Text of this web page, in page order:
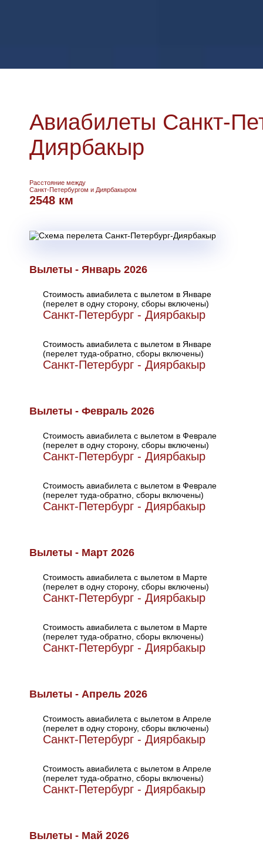
Авиабилеты Санкт-
Диярбакыр
Расстояние между
Санкт-Петербургом и Диярбакыром
2548 км
Вылеты - Январь 2026
Стоимость авиабилета с вылетом в Январе
(перелет в одну сторону, сборы включены)
Санкт-Петербург - Диярбакыр
Стоимость авиабилета с вылетом в Январе
(перелет туда-обратно, сборы включены)
Санкт-Петербург - Диярбакыр
Вылеты - Февраль 2026
Стоимость авиабилета с вылетом в Феврале
(перелет в одну сторону, сборы включены)
Санкт-Петербург - Диярбакыр
Стоимость авиабилета с вылетом в Феврале
(перелет туда-обратно, сборы включены)
Санкт-Петербург - Диярбакыр
Вылеты - Март 2026
Стоимость авиабилета с вылетом в Марте
(перелет в одну сторону, сборы включены)
Санкт-Петербург - Диярбакыр
Стоимость авиабилета с вылетом в Марте
(перелет туда-обратно, сборы включены)
Санкт-Петербург - Диярбакыр
Вылеты - Апрель 2026
Стоимость авиабилета с вылетом в Апреле
(перелет в одну сторону, сборы включены)
Санкт-Петербург - Диярбакыр
Стоимость авиабилета с вылетом в Апреле
(перелет туда-обратно, сборы включены)
Санкт-Петербург - Диярбакыр
Вылеты - Май 2026